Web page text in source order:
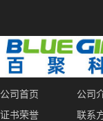
公司首页 公司
证书荣誉
联系